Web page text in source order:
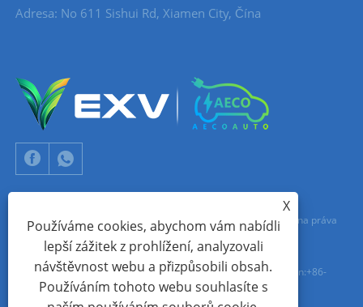
Adresa: No 611 Sishui Rd, Xiamen City, Čína
Copyright © 2024 Xiamen Aecoauto Technology Co., Ltd. Všechna práva
vyhrazena.
TECHNICKÁ PODPORA WEBOVÝCH STRÁNEK:SÍŤ TIANYUjack Lin:+86-
15559188336
X
Používáme cookies, abychom vám nabídli
lepší zážitek z prohlížení, analyzovali
návštěvnost webu a přizpůsobili obsah.
Používáním tohoto webu souhlasíte s